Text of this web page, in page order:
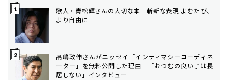
歌人・青松輝さんの大切な本 斬新な表現 よむたび、
より自由に
髙嶋政伸さんがエッセイ「インティマシーコーディネ
ーター」を無料公開した理由 「おつむの良い子は長
居しない」インタビュー